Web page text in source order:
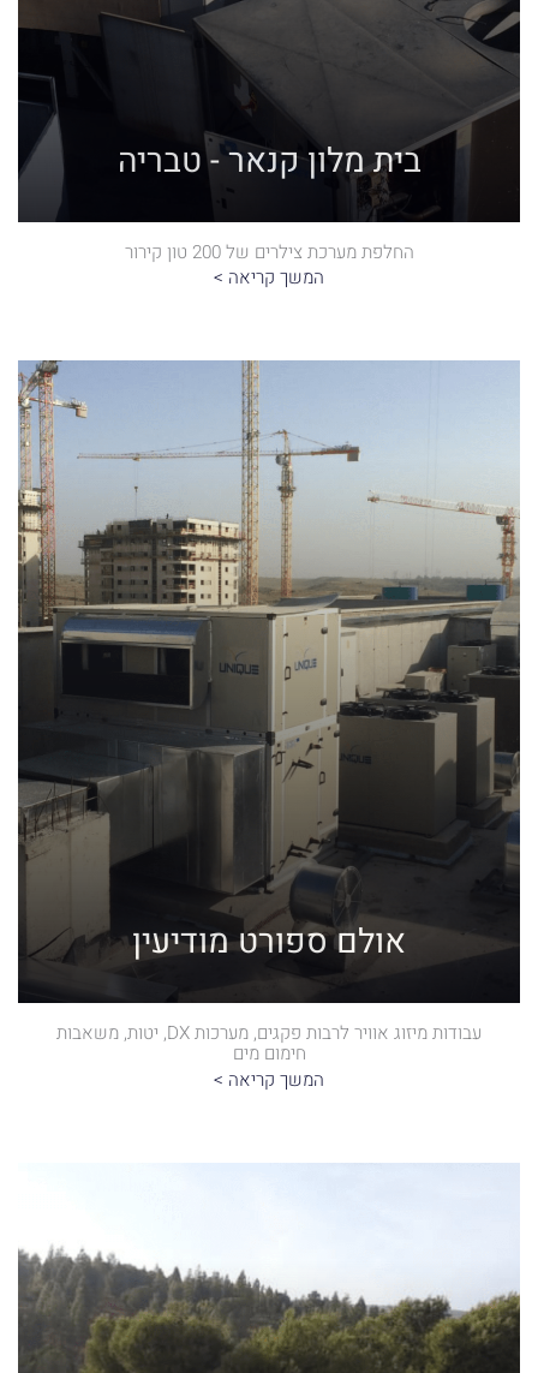
בית מלון קנאר - טבריה
החלפת מערכת צילרים של 200 טון קירור
המשך קריאה >
אולם ספורט מודיעין
עבודות מיזוג אוויר לרבות פקגים, מערכות DX, יטות, משאבות
חימום מים
המשך קריאה >